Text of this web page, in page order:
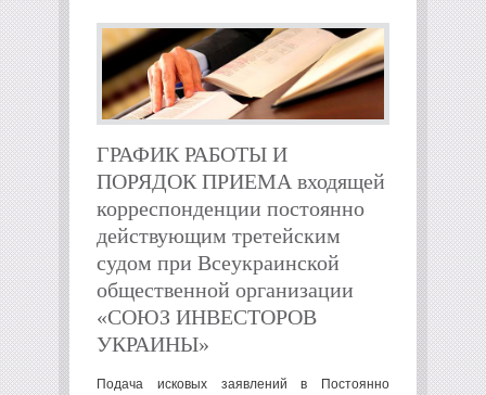
ГРАФИК РАБОТЫ И
ПОРЯДОК ПРИЕМА входящей
корреспонденции постоянно
действующим третейским
судом при Всеукраинской
общественной организации
«СОЮЗ ИНВЕСТОРОВ
УКРАИНЫ»
Подача исковых заявлений в Постоянно